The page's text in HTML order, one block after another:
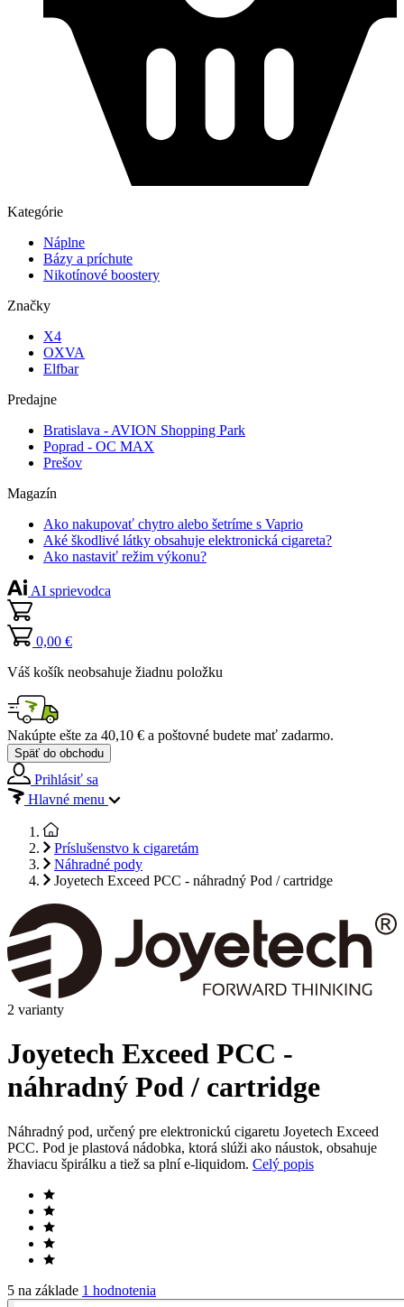
Kategórie
Náplne
Bázy a príchute
Nikotínové boostery
Značky
X4
OXVA
Elfbar
Predajne
Bratislava - AVION Shopping Park
Poprad - OC MAX
Prešov
Magazín
Ako nakupovať chytro alebo šetríme s Vaprio
Aké škodlivé látky obsahuje elektronická cigareta?
Ako nastaviť režim výkonu?
AI sprievodca
0,00 €
Váš košík neobsahuje žiadnu položku
Nakúpte ešte za 40,10 € a poštovné budete mať zadarmo.
Späť do obchodu
Prihlásiť sa
Hlavné menu
Príslušenstvo k cigaretám
Náhradné pody
Joyetech Exceed PCC - náhradný Pod / cartridge
2 varianty
Joyetech Exceed PCC -
náhradný Pod / cartridge
Náhradný pod, určený pre elektronickú cigaretu Joyetech Exceed
PCC. Pod je plastová nádobka, ktorá slúži ako náustok, obsahuje
žhaviacu špirálku a tiež sa plní e-liquidom. Celý popis
5 na základe 1 hodnotenia